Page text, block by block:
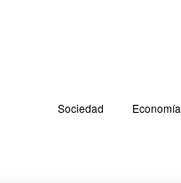
Sociedad Economía